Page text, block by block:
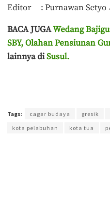
Editor : Purnawan Setyo
BACA JUGAWedang
SBY, Olahan Pensiunan
lainnya diSusul.
Tags: cagar budaya gresik
kota pelabuhan
kota tua